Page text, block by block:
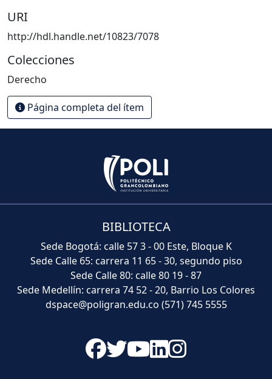
URI
http://hdl.handle.net/10823/7078
Colecciones
Derecho
Página completa del ítem
BIBLIOTECA
Sede Bogotá: calle 57 3 - 00 Este, Bloque K
Sede Calle 65: carrera 11 65 - 30, segundo piso
Sede Calle 80: calle 80 19 - 87
Sede Medellín: carrera 74 52 - 20, Barrio Los Colores
dspace@poligran.edu.co (571) 745 5555